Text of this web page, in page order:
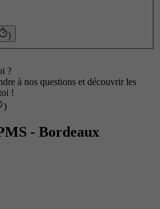
)
?
à nos questions et découvrir les
!
)
- Bordeaux